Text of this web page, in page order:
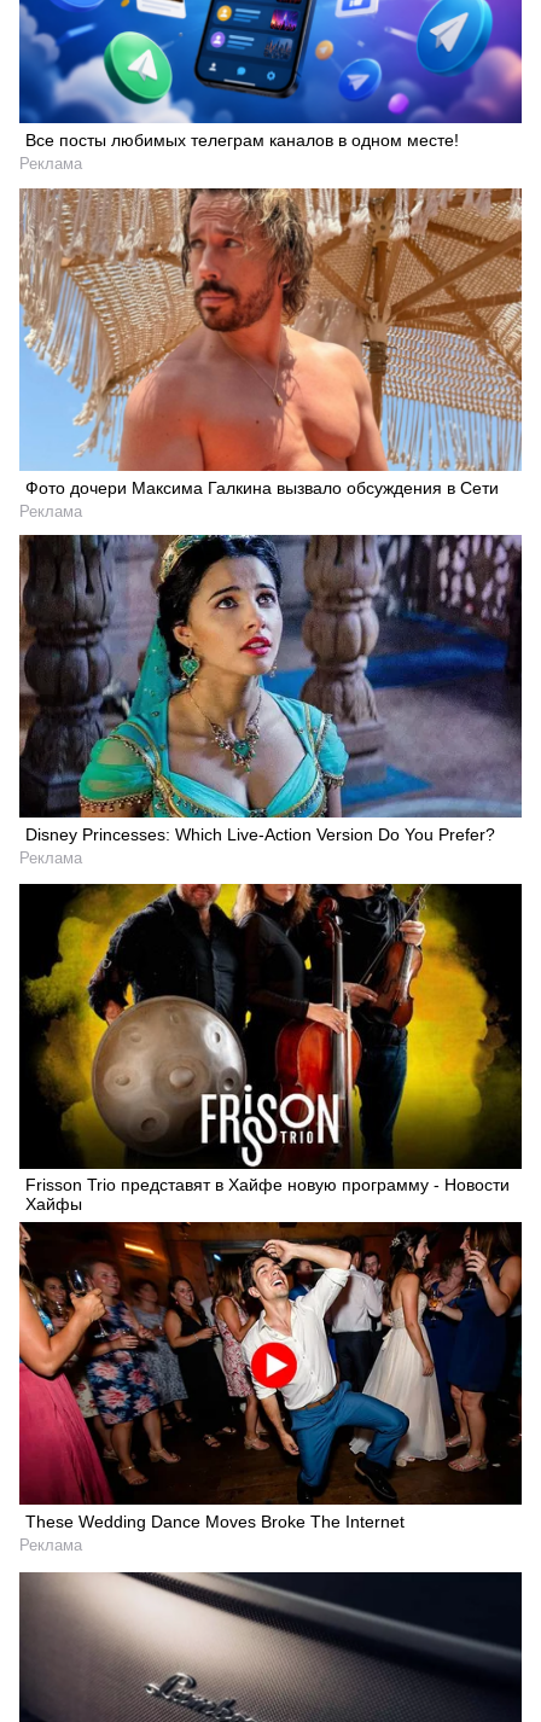
Все посты любимых телеграм каналов в одном месте!
Реклама
Фото дочери Максима Галкина вызвало обсуждения в Сети
Реклама
Disney Princesses: Which Live-Action Version Do You Prefer?
Реклама
Frisson Trio представят в Хайфе новую программу - Новости
Хайфы
These Wedding Dance Moves Broke The Internet
Реклама